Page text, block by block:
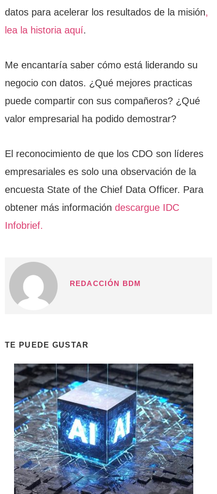
datos para acelerar los resultados de la misión,
lea la historia aquí.
Me encantaría saber cómo está liderando su
negocio con datos. ¿Qué mejores practicas
puede compartir con sus compañeros? ¿Qué
valor empresarial ha podido demostrar?
El reconocimiento de que los CDO son líderes
empresariales es solo una observación de la
encuesta State of the Chief Data Officer. Para
obtener más información descargue IDC
Infobrief.
REDACCIÓN BDM
TE PUEDE GUSTAR